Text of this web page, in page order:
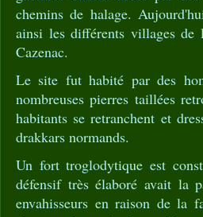
chemins de halage.
ainsi les différents villages
Cazenac.
Le site fut habité par des
nombreuses pierres taillées
habitants se retranchent et
drakkars normands.
Un fort troglodytique est
défensif très élaboré avait la
envahisseurs en raison de la